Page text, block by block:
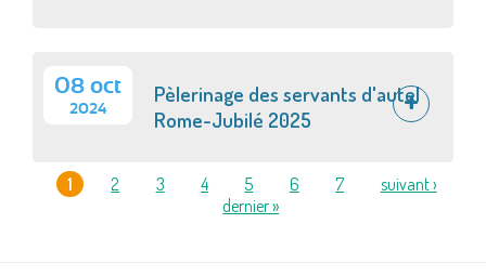
08 oct
2024
Pèlerinage des servants d'autel
Rome-Jubilé 2025
1 2 3 4 5 6 7
suivant ›
dernier »